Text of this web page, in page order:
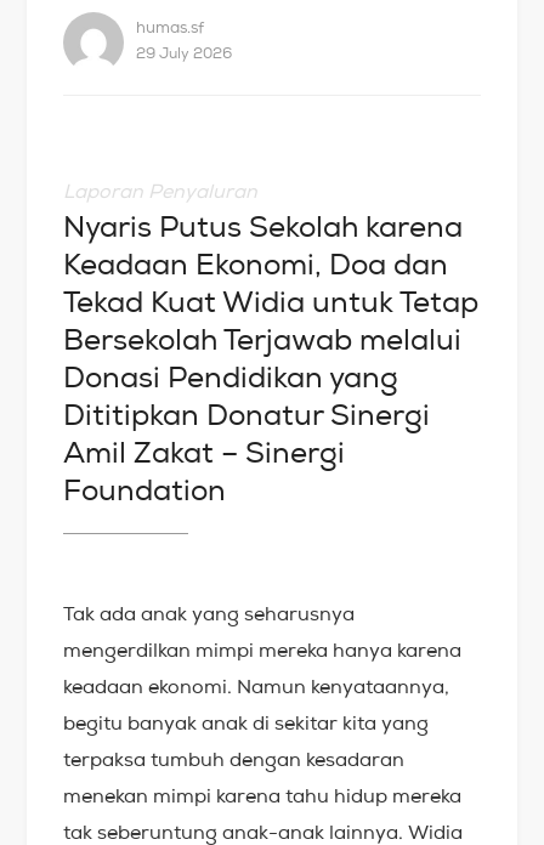
humas.sf
29 July 2026
Laporan Penyaluran
Nyaris Putus Sekolah karena
Keadaan Ekonomi, Doa dan
Tekad Kuat Widia untuk Tetap
Bersekolah Terjawab melalui
Donasi Pendidikan yang
Dititipkan Donatur Sinergi
Amil Zakat – Sinergi
Foundation
Tak ada anak yang seharusnya
mengerdilkan mimpi mereka hanya karena
keadaan ekonomi. Namun kenyataannya,
begitu banyak anak di sekitar kita yang
terpaksa tumbuh dengan kesadaran
menekan mimpi karena tahu hidup mereka
tak seberuntung anak-anak lainnya. Widia